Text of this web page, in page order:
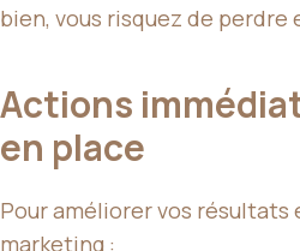
bien, vous risquez de perdre
Actions
en place
Pour améliorer vos résultats
marketing :